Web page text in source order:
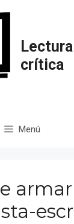
crítica
Menú